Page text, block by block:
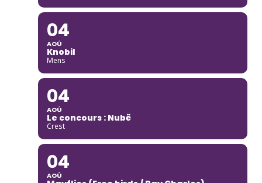
04
AOÛ
Knobil
Mens
04
AOÛ
Le concours : Nubë
Crest
04
AOÛ